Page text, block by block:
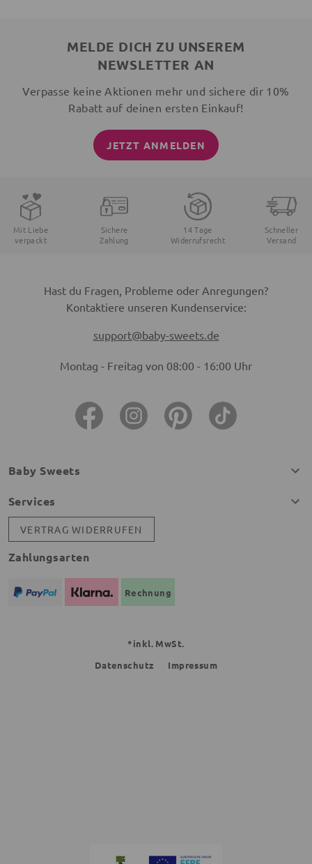
MELDE DICH ZU UNSEREM
NEWSLETTER AN
Verpasse keine Aktionen mehr und sichere dir 10%
Rabatt auf deinen ersten Einkauf!
JETZT ANMELDEN
Mit Liebe
verpackt
Sichere
Zahlung
14 Tage
Widerrufsrecht
Schneller
Versand
Hast du Fragen, Probleme oder Anregungen?
Kontaktiere unseren Kundenservice:
support@baby-sweets.de
Montag - Freitag von 08:00 - 16:00 Uhr
Baby Sweets
Services
VERTRAG WIDERRUFEN
Zahlungsarten
Rechnung
*inkl. MwSt.
Datenschutz
Impressum